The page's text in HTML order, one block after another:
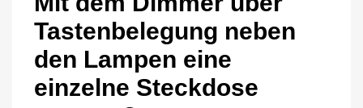
Tastenbelegung neben
den Lampen eine
einzelne Steckdose